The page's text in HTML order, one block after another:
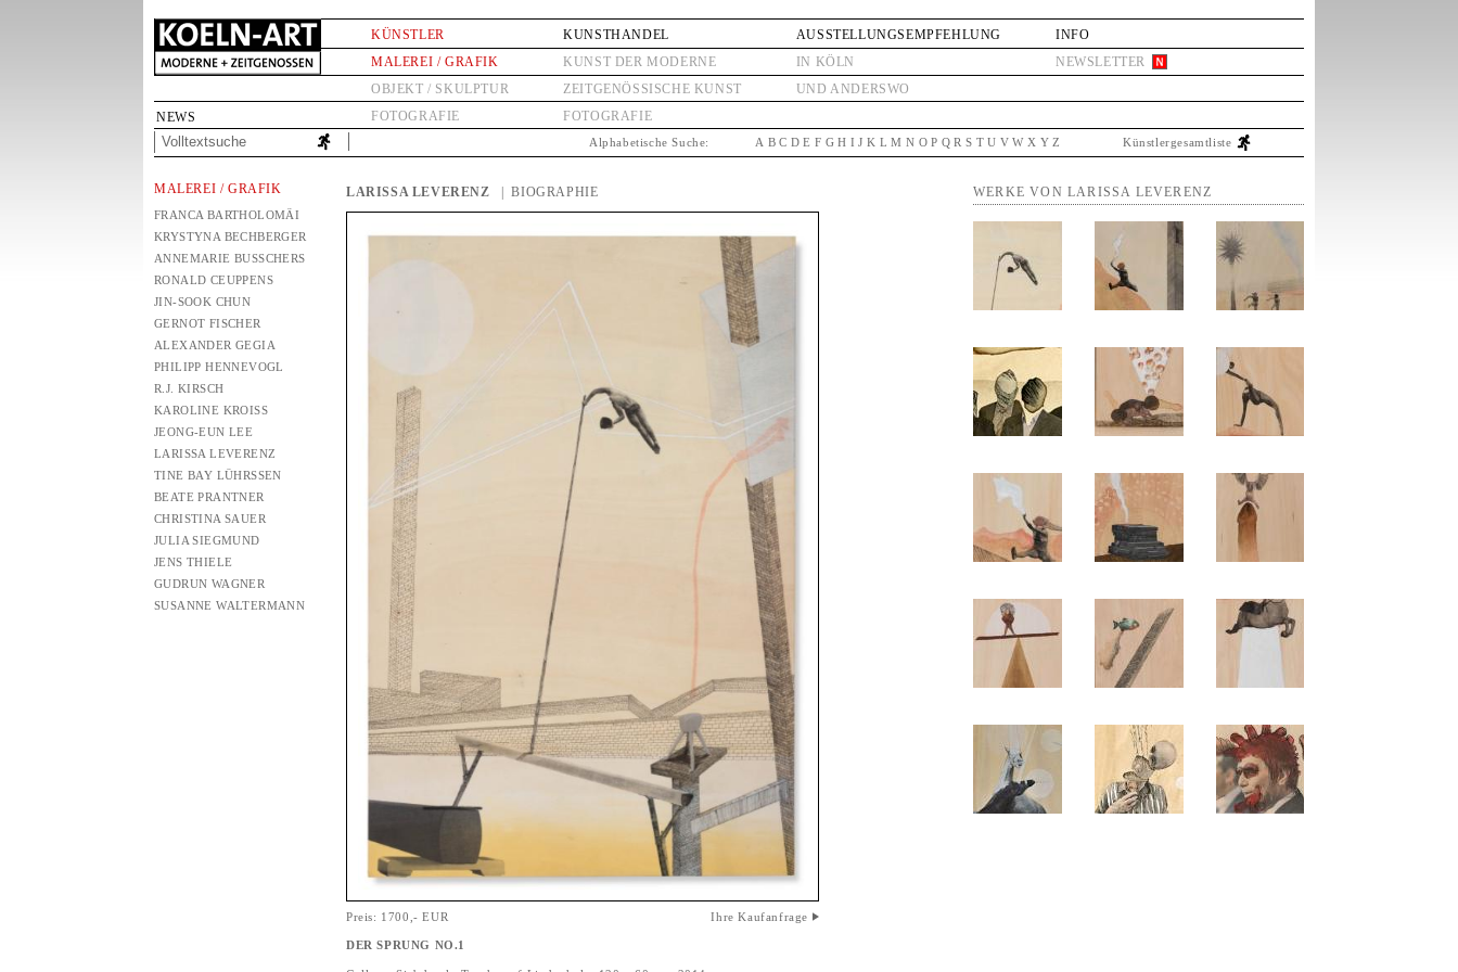
NEWS
KÜNSTLER
MALEREI / GRAFIK
OBJEKT / SKULPTUR
FOTOGRAFIE
KUNSTHANDEL
KUNST DER MODERNE
ZEITGENÖSSISCHE KUNST
FOTOGRAFIE
AUSSTELLUNGSEMPFEHLUNG
IN KÖLN
UND ANDERSWO
INFO
NEWSLETTER
Alphabetische Suche: A B C D E F G H I J K L M N O P Q R S T U V W X Y Z Künstlergesamtliste
MALEREI / GRAFIK
FRANCA BARTHOLOMÄI
KRYSTYNA BECHBERGER
ANNEMARIE BUSSCHERS
RONALD CEUPPENS
JIN-SOOK CHUN
GERNOT FISCHER
ALEXANDER GEGIA
PHILIPP HENNEVOGL
R.J. KIRSCH
KAROLINE KROISS
JEONG-EUN LEE
LARISSA LEVERENZ
TINE BAY LÜHRSSEN
BEATE PRANTNER
CHRISTINA SAUER
JULIA SIEGMUND
JENS THIELE
GUDRUN WAGNER
SUSANNE WALTERMANN
LARISSA LEVERENZ | BIOGRAPHIE
Preis: 1700,- EUR Ihre Kaufanfrage
DER SPRUNG NO.1
WERKE VON LARISSA LEVERENZ